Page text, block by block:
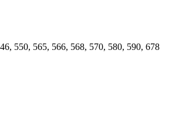
550, 565, 566, 568, 570, 580, 590, 678